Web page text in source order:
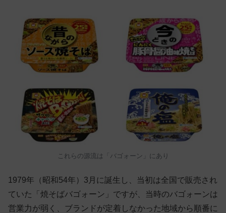
これらの源流は「バゴォーン」にあり
1979年（昭和54年）3月に誕生し、当初は全国で販売され
ていた「焼そばバゴォーン」ですが、当時のバゴォーンは
営業力が弱く、ブランドが定着しなかった地域から順番に